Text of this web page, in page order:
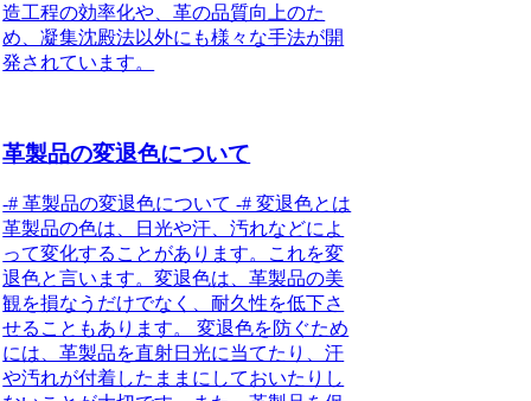
造工程の効率化や、革の品質向上のた
め、凝集沈殿法以外にも様々な手法が開
発されています。
革製品の変退色について
-# 革製品の変退色について -# 変退色とは
革製品の色は、日光や汗、汚れなどによ
って変化することがあります。これを変
退色と言います。変退色は、革製品の美
観を損なうだけでなく、耐久性を低下さ
せることもあります。 変退色を防ぐため
には、革製品を直射日光に当てたり、汗
や汚れが付着したままにしておいたりし